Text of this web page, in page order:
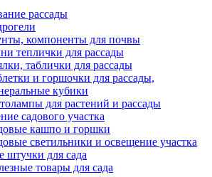
рассады
компоненты для почвы
теплички для рассады
таблички для рассады
и горшочки для рассады,
кубики
для растений и рассады
садового участка
кашпо и горшки
светильники и освещение участка
штучки для сада
товары для сада